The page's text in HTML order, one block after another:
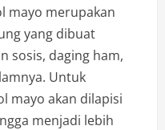
mayo merupakan
yang dibuat
sosis, daging ham,
Untuk
mayo akan dilapisi
menjadi lebih